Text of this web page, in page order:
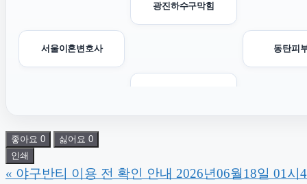
광진하수구막힘
서울이혼변호사 동탄피
폰테크
구로구하수구막힘
좋아요 0 싫어요 0
인쇄
« 야구반티 이용 전 확인 안내 2026년06월18일 01시